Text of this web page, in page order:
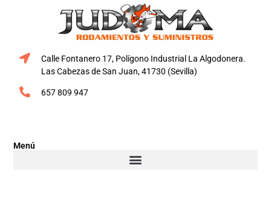
Calle Fontanero 17, Polígono Industrial La Algodonera.
Las Cabezas de San Juan, 41730 (Sevilla)
657 809 947
Menú